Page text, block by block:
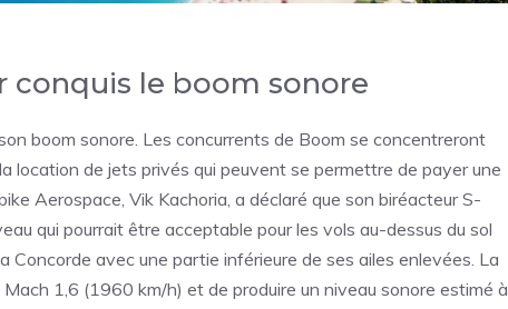
conquis le boom sonore
boom sonore. Les concurrents de Boom se concentreront
location de jets privés qui peuvent se permettre de payer une
Aerospace, Vik Kachoria, a déclaré que son biréacteur S-
qui pourrait être acceptable pour les vols au-dessus du sol
Concorde avec une partie inférieure de ses ailes enlevées. La
1,6 (1960 km/h) et de produire un niveau sonore estimé à